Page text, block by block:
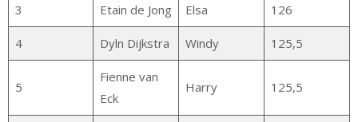
3 Etain de Jong Elsa 126
4 Dyln Dijkstra Windy 125,5
5
Fienne van
Eck
Harry 125,5